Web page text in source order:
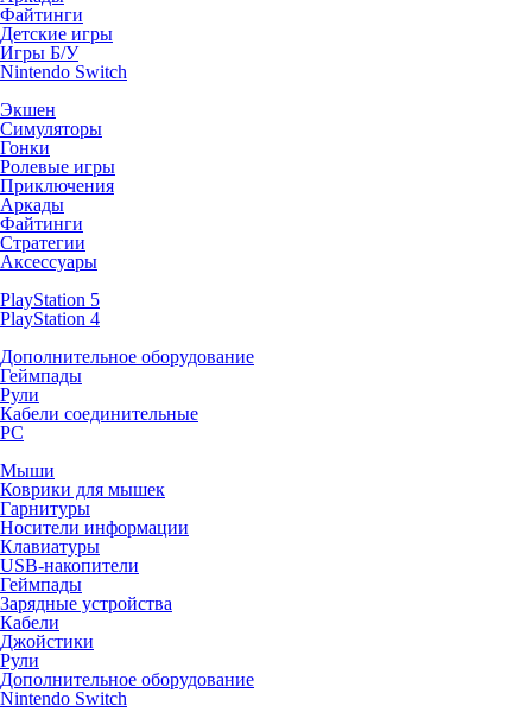
Файтинги
Детские игры
Игры Б/У
Nintendo Switch
Экшен
Симуляторы
Гонки
Ролевые игры
Приключения
Аркады
Файтинги
Стратегии
Аксессуары
PlayStation 5
PlayStation 4
Дополнительное оборудование
Геймпады
Рули
Кабели соединительные
PC
Мыши
Коврики для мышек
Гарнитуры
Носители информации
Клавиатуры
USB-накопители
Геймпады
Зарядные устройства
Кабели
Джойстики
Рули
Дополнительное оборудование
Nintendo Switch